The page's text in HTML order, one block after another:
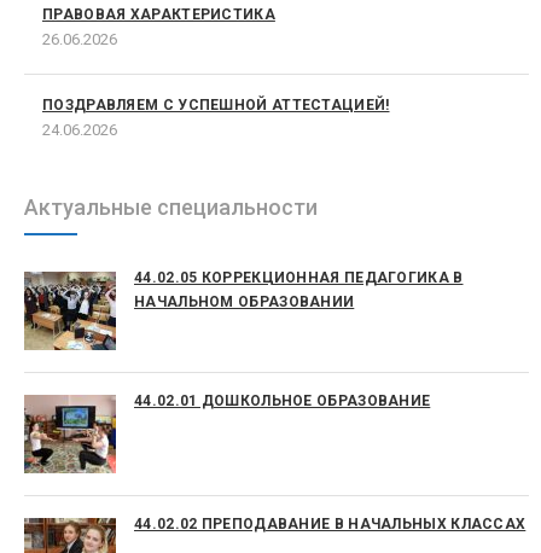
ПРАВОВАЯ ХАРАКТЕРИСТИКА
26.06.2026
ПОЗДРАВЛЯЕМ С УСПЕШНОЙ АТТЕСТАЦИЕЙ!
24.06.2026
Актуальные специальности
44.02.05 КОРРЕКЦИОННАЯ ПЕДАГОГИКА В
НАЧАЛЬНОМ ОБРАЗОВАНИИ
44.02.01 ДОШКОЛЬНОЕ ОБРАЗОВАНИЕ
44.02.02 ПРЕПОДАВАНИЕ В НАЧАЛЬНЫХ КЛАССАХ